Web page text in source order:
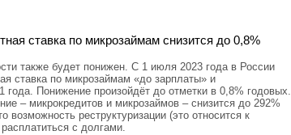
ставка по микрозаймам снизится до 0,8%
также будет понижен. С 1 июля 2023 года в России
ставка по микрозаймам «до зарплаты» и
года. Понижение произойдёт до отметки в 0,8% годовых.
– микрокредитов и микрозаймов – снизится до 292%
возможность реструктуризации (это относится к
с долгами.